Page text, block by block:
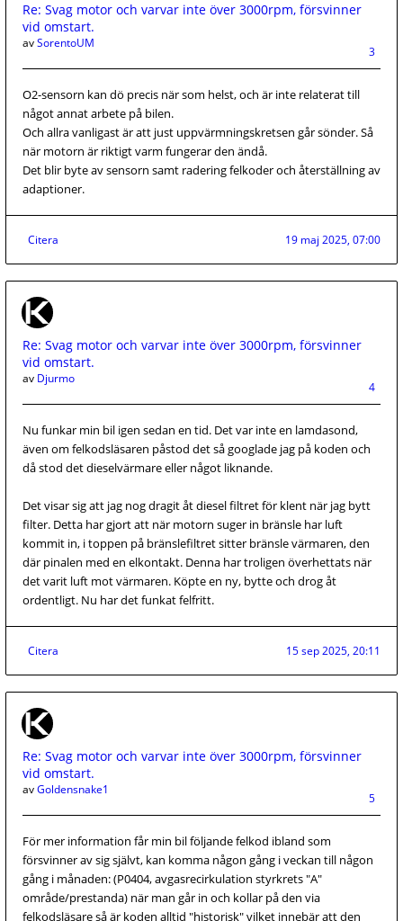
Re: Svag motor och varvar inte över 3000rpm, försvinner
vid omstart.
3
avSorentoUM
O2-sensorn kan dö precis när som helst, och är inte relaterat till
något annat arbete på bilen.
Och allra vanligast är att just uppvärmningskretsen går sönder. Så
när motorn är riktigt varm fungerar den ändå.
Det blir byte av sensorn samt radering felkoder och återställning av
adaptioner.
Citera 19 maj 2025, 07:00
Re: Svag motor och varvar inte över 3000rpm, försvinner
vid omstart.
4
av Djurmo
Nu funkar min bil igen sedan en tid. Det var inte en lamdasond,
även om felkodsläsaren påstod det så googlade jag på koden och
då stod det dieselvärmare eller något liknande.
Det visar sig att jag nog dragit åt diesel filtret för klent när jag bytt
filter. Detta har gjort att när motorn suger in bränsle har luft
kommit in, i toppen på bränslefiltret sitter bränsle värmaren, den
där pinalen med en elkontakt. Denna har troligen överhettats när
det varit luft mot värmaren. Köpte en ny, bytte och drog åt
ordentligt. Nu har det funkat felfritt.
Citera 15 sep 2025, 20:11
Re: Svag motor och varvar inte över 3000rpm, försvinner
vid omstart.
5
avGoldensnake1
För mer information får min bil följande felkod ibland som
försvinner av sig självt, kan komma någon gång i veckan till någon
gång i månaden: (P0404, avgasrecirkulation styrkrets "A"
område/prestanda) när man går in och kollar på den via
felkodsläsare så är koden alltid "historisk" vilket innebär att den